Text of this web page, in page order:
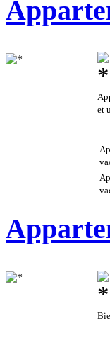
et